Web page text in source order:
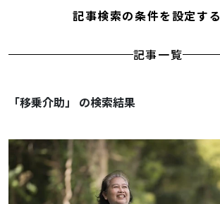
記事検索の条件を設定する
記事一覧
「移乗介助」 の検索結果